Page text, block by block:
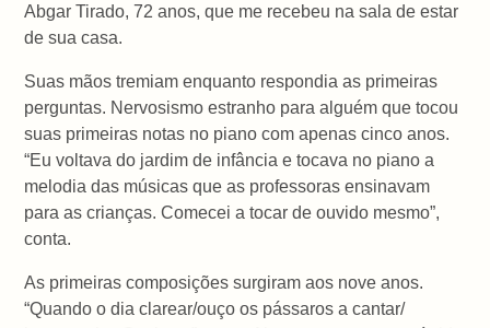
Abgar Tirado, 72 anos, que me recebeu na sala de estar
de sua casa.
Suas mãos tremiam enquanto respondia as primeiras
perguntas. Nervosismo estranho para alguém que tocou
suas primeiras notas no piano com apenas cinco anos.
“Eu voltava do jardim de infância e tocava no piano a
melodia das músicas que as professoras ensinavam
para as crianças. Comecei a tocar de ouvido mesmo”,
conta.
As primeiras composições surgiram aos nove anos.
“Quando o dia clarear/ouço os pássaros a cantar/